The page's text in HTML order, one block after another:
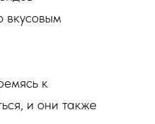
вкусовым
к
и они также